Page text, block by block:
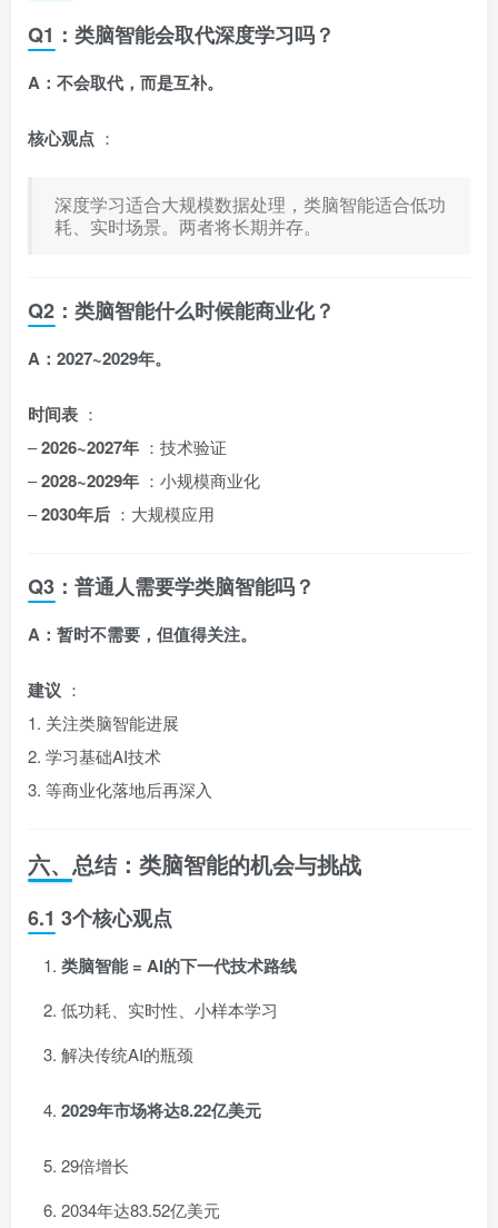
Q1：类脑智能会取代深度学习吗？
A：不会取代，而是互补。
核心观点 ：
深度学习适合大规模数据处理，类脑智能适合低功
耗、实时场景。两者将长期并存。
Q2：类脑智能什么时候能商业化？
A：2027~2029年。
时间表 ：
–2026~2027年 ：技术验证
–2028~2029年 ：小规模商业化
–2030年后 ：大规模应用
Q3：普通人需要学类脑智能吗？
A：暂时不需要，但值得关注。
建议 ：
1. 关注类脑智能进展
2. 学习基础AI技术
3. 等商业化落地后再深入
六、总结：类脑智能的机会与挑战
6.1 3个核心观点
类脑智能 = AI的下一代技术路线
低功耗、实时性、小样本学习
解决传统AI的瓶颈
2029年市场将达8.22亿美元
29倍增长
2034年达83.52亿美元